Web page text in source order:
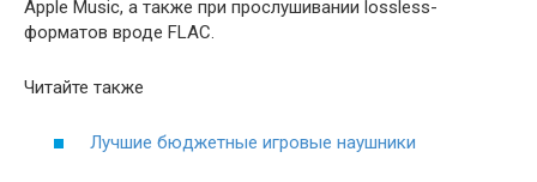
Apple Music, а также при прослушивании lossless-
форматов вроде FLAC.
Читайте также
Лучшие бюджетные игровые наушники